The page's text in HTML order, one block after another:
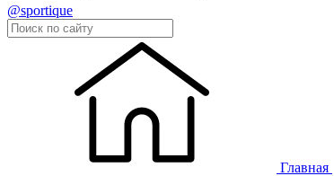
@sportique
Главная